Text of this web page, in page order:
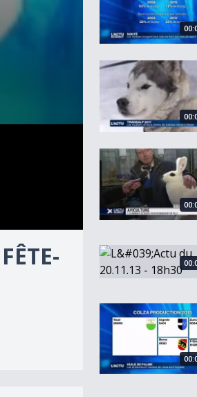
Les mushers se
Les animaux de
L&#039;Actu du
Les producteurs